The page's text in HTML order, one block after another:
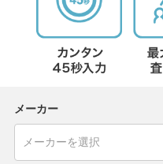
メーカー